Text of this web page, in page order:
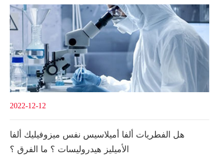
2022-12-12
هل الفطريات ألفا أميلاسيس نفس ميزوفيليك ألفا
الأميليز هيدروليسات ؟ ما الفرق ؟